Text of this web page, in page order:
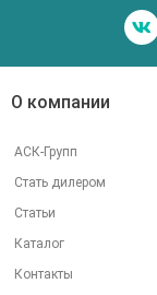
О компании
АСК-Групп
Стать дилером
Статьи
Каталог
Контакты